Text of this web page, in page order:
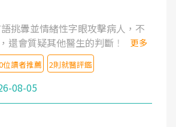
挑釁並情緒性字眼攻擊病人，不
還會質疑其他醫生的判斷！
更多
位讀者推薦 2則就醫評鑑
08-05